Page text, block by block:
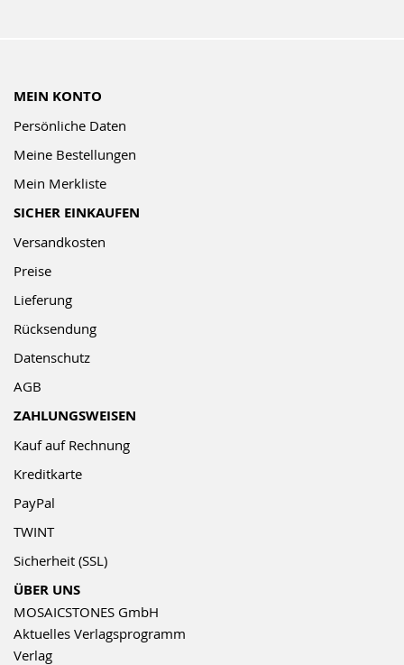
MEIN KONTO
Persönliche Daten
Meine Bestellungen
Mein Merkliste
SICHER EINKAUFEN
Versandkosten
Preise
Lieferung
Rücksendung
Datenschutz
AGB
ZAHLUNGSWEISEN
Kauf auf Rechnung
Kreditkarte
PayPal
TWINT
Sicherheit (SSL)
ÜBER UNS
MOSAICSTONES GmbH
Aktuelles Verlagsprogramm
Verlag